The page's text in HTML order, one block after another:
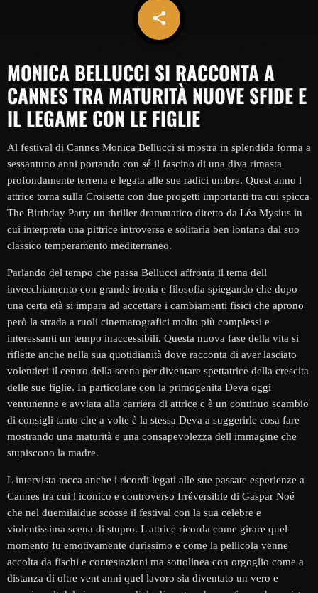
share
email
MONICA BELLUCCI SI RACCONTA A
CANNES TRA MATURITÀ NUOVE SFIDE E
IL LEGAME CON LE FIGLIE
Al festival di Cannes Monica Bellucci si mostra in splendida forma a
sessantuno anni portando con sé il fascino di una diva rimasta
profondamente terrena e legata alle sue radici umbre. Quest anno l
attrice torna sulla Croisette con due progetti importanti tra cui spicca
The Birthday Party un thriller drammatico diretto da Léa Mysius in
cui interpreta una pittrice introversa e solitaria ben lontana dal suo
classico temperamento mediterraneo.
Parlando del tempo che passa Bellucci affronta il tema dell
invecchiamento con grande ironia e filosofia spiegando che dopo
una certa età si impara ad accettare i cambiamenti fisici che aprono
però la strada a ruoli cinematografici molto più complessi e
interessanti un tempo inaccessibili. Questa nuova fase della vita si
riflette anche nella sua quotidianità dove racconta di aver lasciato
volentieri il centro della scena per diventare spettatrice della crescita
delle sue figlie. In particolare con la primogenita Deva oggi
ventunenne e avviata alla carriera di attrice c è un continuo scambio
di consigli tanto che a volte è la stessa Deva a suggerirle cosa fare
mostrando una maturità e una consapevolezza dell immagine che
stupiscono la madre.
L intervista tocca anche i ricordi legati alle sue passate esperienze a
Cannes tra cui l iconico e controverso Irréversible di Gaspar Noé
che nel duemilaidue scosse il festival con la sua celebre e
violentissima scena di stupro. L attrice ricorda come girare quel
momento fu emotivamente durissimo e come la pellicola venne
accolta da fischi e contestazioni ma sottolinea con orgoglio come a
distanza di oltre vent anni quel lavoro sia diventato un vero e